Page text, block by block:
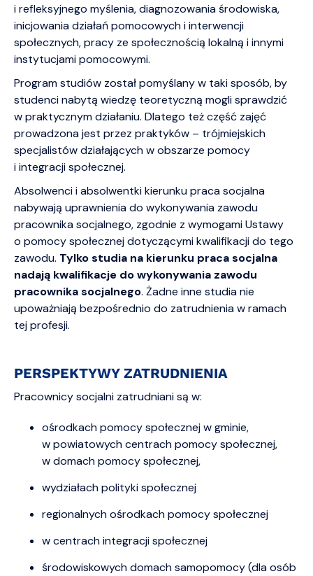
i refleksyjnego myślenia, diagnozowania środowiska,
inicjowania działań pomocowych i interwencji
społecznych, pracy ze społecznością lokalną i innymi
instytucjami pomocowymi.
Program studiów został pomyślany w taki sposób, by
studenci nabytą wiedzę teoretyczną mogli sprawdzić
w praktycznym działaniu. Dlatego też część zajęć
prowadzona jest przez praktyków – trójmiejskich
specjalistów działających w obszarze pomocy
i integracji społecznej.
Absolwenci i absolwentki kierunku praca socjalna
nabywają uprawnienia do wykonywania zawodu
pracownika socjalnego, zgodnie z wymogami Ustawy
o pomocy społecznej dotyczącymi kwalifikacji do tego
zawodu. Tylko studia na kierunku praca socjalna
nadają kwalifikacje do wykonywania zawodu
pracownika socjalnego. Żadne inne studia nie
upoważniają bezpośrednio do zatrudnienia w ramach
tej profesji.
PERSPEKTYWY ZATRUDNIENIA
Pracownicy socjalni zatrudniani są w:
ośrodkach pomocy społecznej w gminie,
w powiatowych centrach pomocy społecznej,
w domach pomocy społecznej,
wydziałach polityki społecznej
regionalnych ośrodkach pomocy społecznej
w centrach integracji społecznej
środowiskowych domach samopomocy (dla osób